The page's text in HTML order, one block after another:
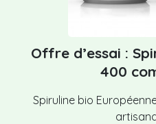
Offre d’essai :
400
Spiruline bio